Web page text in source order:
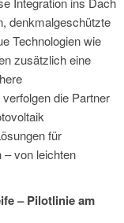
denkmalgeschützte
Technologien wie
zusätzlich eine
die Partner
für
– von leichten
– Pilotlinie am